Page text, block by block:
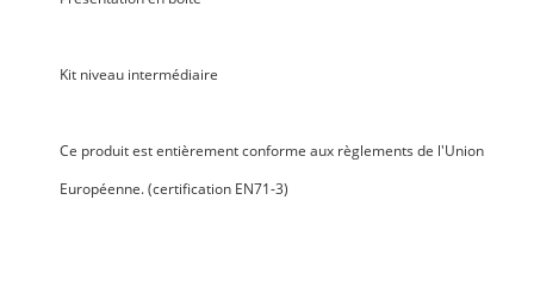
Kit niveau intermédiaire
Ce produit est entièrementconforme aux règlements de l'Union
Européenne. (certification EN71-3)